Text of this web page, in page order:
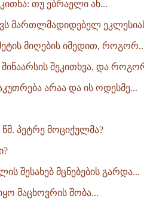
თუ ებრაელი ან...
მართლმადიდებელ
მიღების იმედით,
შეკითხვა, და
არაა და ის ოდესმე...
პეტრე მოციქულმა?
შესახებ მცნებების გარდა...
მაცხოვრის შობა...